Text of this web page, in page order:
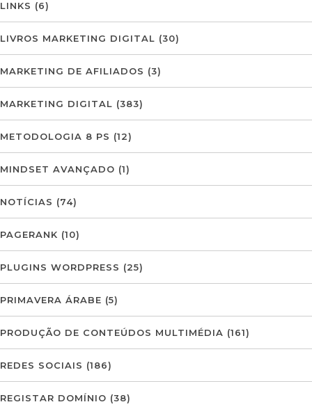
LINKS (6)
LIVROS MARKETING DIGITAL (30)
MARKETING DE AFILIADOS (3)
MARKETING DIGITAL (383)
METODOLOGIA 8 PS (12)
MINDSET AVANÇADO (1)
NOTÍCIAS (74)
PAGERANK (10)
PLUGINS WORDPRESS (25)
PRIMAVERA ÁRABE (5)
PRODUÇÃO DE CONTEÚDOS MULTIMÉDIA (161)
REDES SOCIAIS (186)
REGISTAR DOMÍNIO (38)